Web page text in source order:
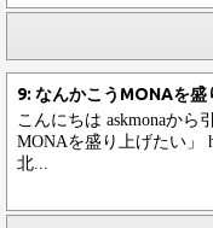
9: なんかこうMONAを
こんにちは askmonaから
MONAを盛り上げたい」
北...